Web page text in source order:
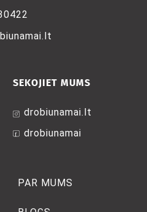
PAR MUMS
SEKOJIET MUMS
drobiunamai.lt
drobiunamai